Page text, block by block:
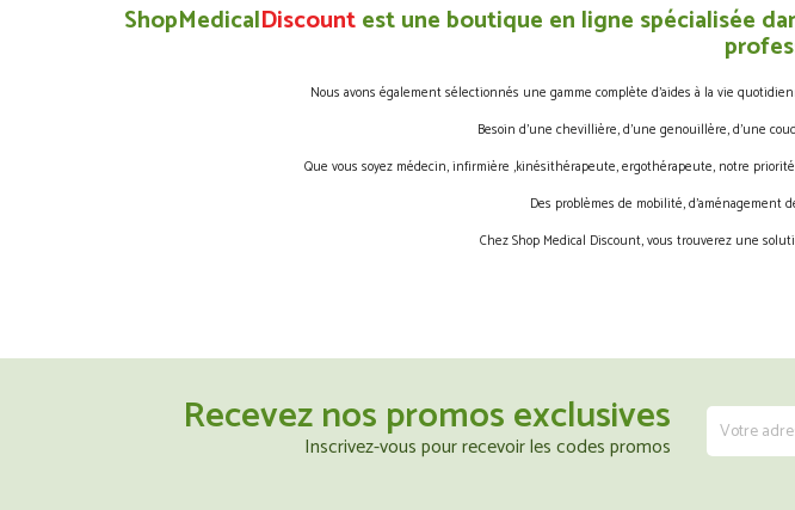
ShopMedicalDiscountest une boutique en ligne spécialisée
Nous avons également sélectionnés une gamme complète d’aides à la vie
Besoin d’une chevillière, d’une genouillère, d’une
Que vous soyez médecin, infirmière ,kinésithérapeute, ergothérapeute, notre
Des problèmes de mobilité, d’aménagement
Chez Shop Medical Discount, vous trouverez une
Recevez nos promos exclusives
Inscrivez-vous pour recevoir les codes promos